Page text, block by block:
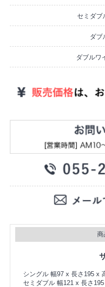
セミダブ
ダブ
ダブルワ
商
シングル 幅97 x 長さ195 x
セミダブル 幅121 x 長さ